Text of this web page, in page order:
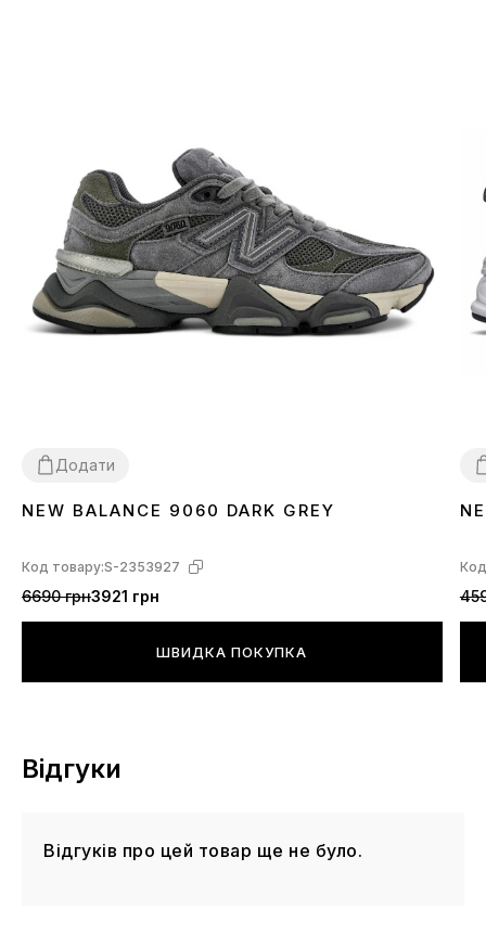
Додати
3637 3839404142 43 4445
NEW BALANCE 9060 DARK GREY
Код товару:S-2353927
6690 грн3921 грн
ШВИДКА ПОКУПКА
Відгуки
Відгуків про цей товар ще не було.